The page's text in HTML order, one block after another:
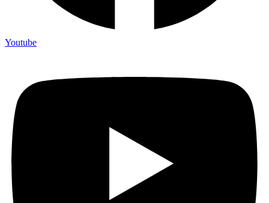
Youtube